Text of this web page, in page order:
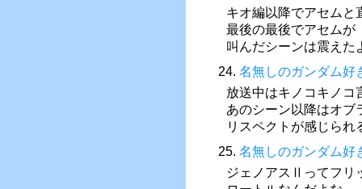
キオ編以降でアセムと
最後の最後でアセムが
叫んだシーンは震えた
24. 名無しのガンダム好
放送中はキノコキノコ
あのシーン以降はオブ
リスペクトが感じられ
25. 名無しのガンダム好
ジェノアスⅡってフリ